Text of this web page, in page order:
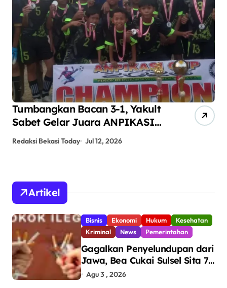
ANPIKASI CUP 2026 Jadi Ajang
Pembinaan Bakat Sepak Bola
Redaksi Bekasi Today Jun 24, 2026
Artikel
Bisnis Ekonomi Hukum
Kesehatan
Kriminal
News Pemerintahan
Gagalkan Penyelundupan dari
Jawa, Bea Cukai Sulsel Sita 7,8
Juta Batang Rokok Ilegal
Agu 3 , 2026